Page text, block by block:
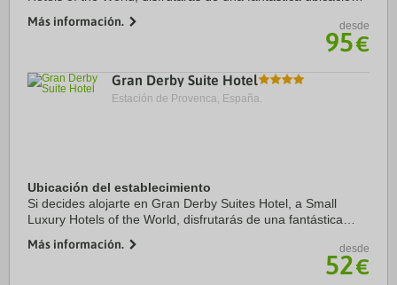
Paseo de Gracia y Casa ...
Más información. desde
95€
Gran Derby Suite Hotel
Estación de Provenca, España.
Ubicación del establecimiento
Si decides alojarte en Gran Derby Suites Hotel, a Small
Luxury Hotels of the World, disfrutarás de una fantástica
coche de Plaza de Catalunya y ...
Más información. desde
52€